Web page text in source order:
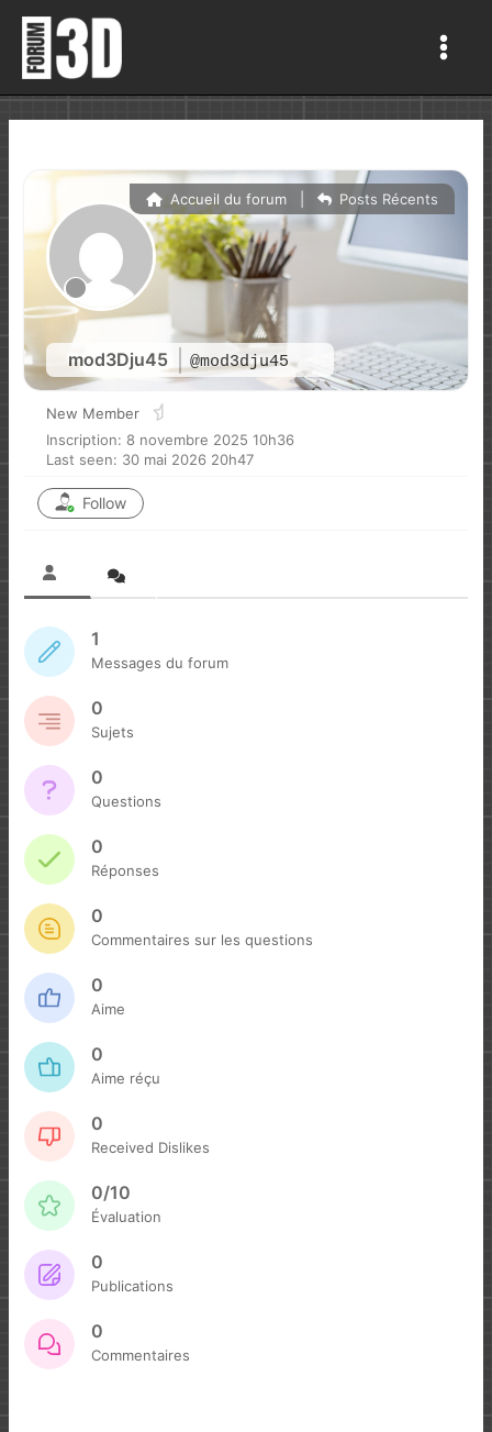
Aller
contenu
Main
mod3Dju45 @mod3dju45
Accueil du forum| Posts Récents
New Member
Inscription: 8 novembre 2025 10h36
Last seen: 30 mai 2026 20h47
Follow
1
Messages du forum
0
Sujets
0
Questions
0
Réponses
0
Commentaires sur les questions
0
Aime
0
Aime réçu
0
Received Dislikes
0/10
Évaluation
0
Publications
0
Commentaires